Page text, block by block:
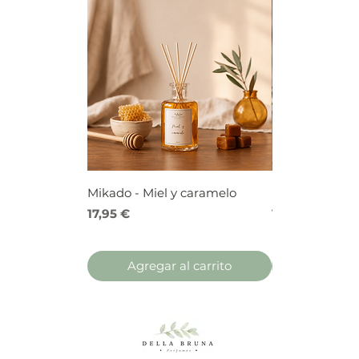
Mikado - Miel y caramelo
Precio
17,95 €
Agregar al carrito
Precio
17,95 €